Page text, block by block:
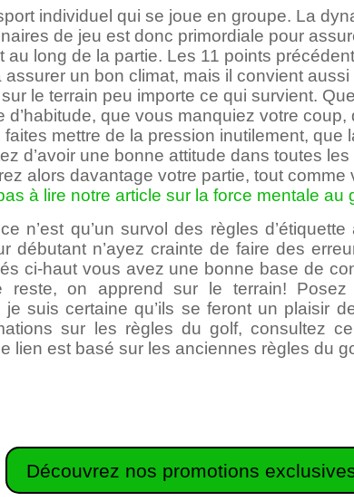
individuel qui se joue en groupe. La
de jeu est donc primordiale pour
au long de la partie. Les 11 points
assurer un bon climat, mais il convient
le terrain peu importe ce qui survient.
d’habitude, que vous manquiez votre coup,
mettre de la pression inutilement, que
d’avoir une bonne attitude dans toutes
alors davantage votre partie, tout comme
à lire notre article sur la force mentale au
n’est qu’un survol des règles
débutant n’ayez crainte de faire des
ci-haut vous avez une bonne base de
reste, on apprend sur le terrain!
suis certaine qu’ils se feront un plaisir
sur les règles du golf, consultez
lien est basé sur les anciennes règles du
Découvrez nos promotions